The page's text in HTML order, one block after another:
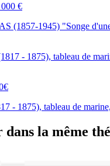
€
(1857-1945) "Songe
- 1875), tableau de
la même